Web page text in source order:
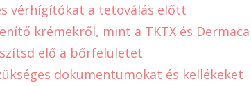
vérhígítókat a tetoválás előtt
krémekről, mint a TKTX és
elő a bőrfelületet
dokumentumokat és kellékeket